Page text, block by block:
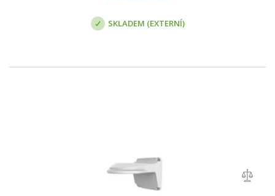
SKLADEM (EXTERNÍ)